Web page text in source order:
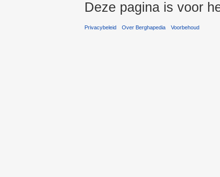
Deze pagina is voor
Privacybeleid Over Berghapedia Voorbehoud